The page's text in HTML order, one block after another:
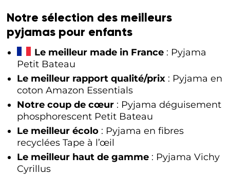
Notre sélection des meilleurs
pyjamas pour enfants
Le meilleur made in France : Pyjama
Petit Bateau
Le meilleur rapport qualité/prix : Pyjama en
coton Amazon Essentials
Notre coup de cœur : Pyjama déguisement
phosphorescent Petit Bateau
Le meilleur écolo : Pyjama en fibres
recyclées Tape à l’œil
Le meilleur haut de gamme : Pyjama Vichy
Cyrillus